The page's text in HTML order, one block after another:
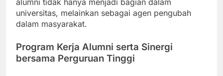
alumni tidak hanya menjadi bagian dalam
universitas, melainkan sebagai agen pengubah
dalam masyarakat.
Program Kerja Alumni serta Sinergi
bersama Perguruan Tinggi